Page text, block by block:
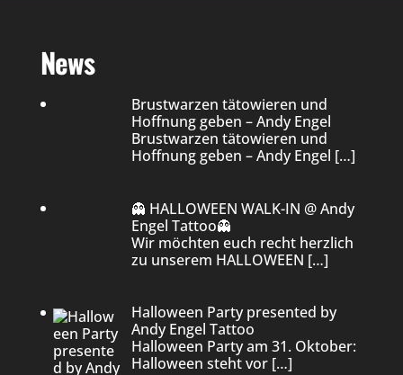
News
Brustwarzen tätowieren und
Hoffnung geben – Andy Engel
Brustwarzen tätowieren und
Hoffnung geben – Andy Engel […]
👻 HALLOWEEN WALK-IN @ Andy
Engel Tattoo👻
Wir möchten euch recht herzlich
zu unserem HALLOWEEN […]
Halloween Party presented by
Andy Engel Tattoo
Halloween Party am 31. Oktober:
Halloween steht vor […]